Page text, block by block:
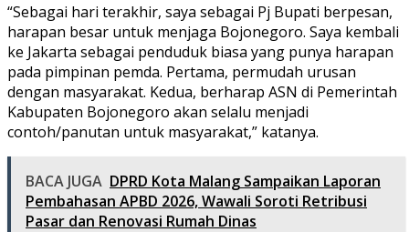
“Sebagai hari terakhir, saya sebagai Pj Bupati berpesan,
harapan besar untuk menjaga Bojonegoro. Saya kembali
ke Jakarta sebagai penduduk biasa yang punya harapan
pada pimpinan pemda. Pertama, permudah urusan
dengan masyarakat. Kedua, berharap ASN di Pemerintah
Kabupaten Bojonegoro akan selalu menjadi
contoh/panutan untuk masyarakat,” katanya.
BACA JUGA DPRD Kota Malang Sampaikan Laporan
Pembahasan APBD 2026, Wawali Soroti Retribusi
Pasar dan Renovasi Rumah Dinas